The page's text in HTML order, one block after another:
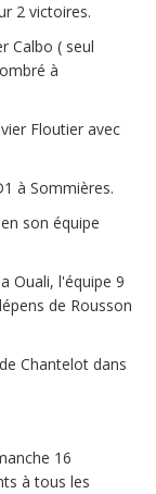
2 victoires.
Calbo ( seul
à
Floutier avec
à Sommières.
son équipe
Ouali, l'équipe 9
de Rousson
Chantelot dans
16
à tous les